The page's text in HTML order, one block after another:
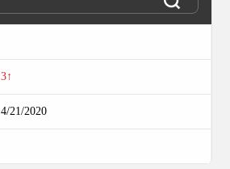
3↑
4/21/2020